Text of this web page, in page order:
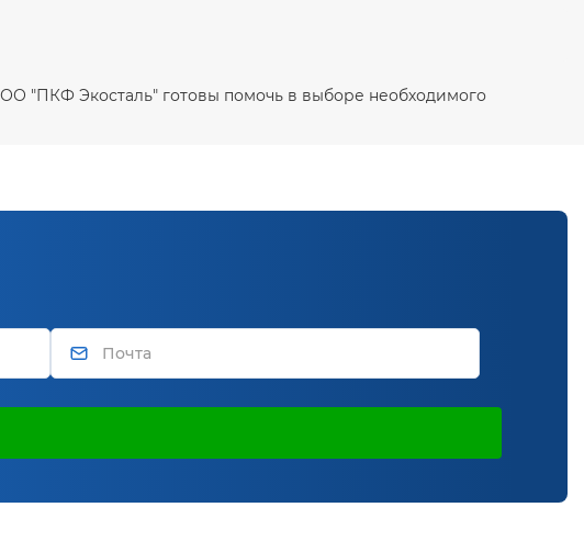
"ПКФ Экосталь" готовы помочь в выборе необходимого